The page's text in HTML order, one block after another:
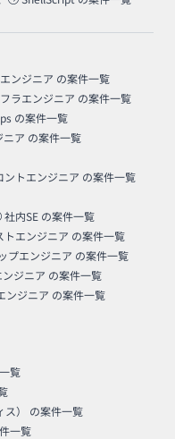
ンジニア の案件一覧
ラエンジニア の案件一覧
の案件一覧
ニア の案件一覧
ントエンジニア の案件一覧
社内SE の案件一覧
トエンジニア の案件一覧
プエンジニア の案件一覧
ンジニア の案件一覧
ンジニア の案件一覧
覧
）
の案件一覧
一覧